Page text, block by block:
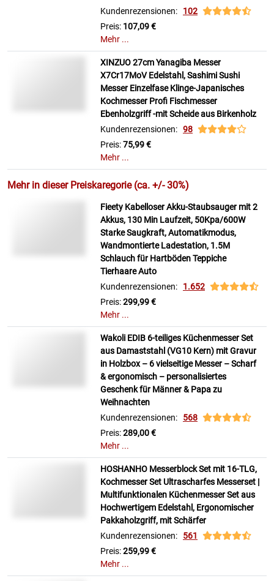
Kundenrezensionen: 102
Preis: 107,09 €
Mehr ...
XINZUO 27cm Yanagiba Messer
X7Cr17MoV Edelstahl, Sashimi Sushi
Messer Einzelfase Klinge-Japanisches
Kochmesser Profi Fischmesser
Ebenholzgriff -mit Scheide aus Birkenholz
Kundenrezensionen: 98
Preis:75,99 €
Mehr ...
Mehr in dieser Preiskaregorie (ca. +/- 30%)
Fieety Kabelloser Akku-Staubsauger mit 2
Akkus, 130 Min Laufzeit, 50Kpa/600W
Starke Saugkraft, Automatikmodus,
Wandmontierte Ladestation, 1.5M
Schlauch für Hartböden Teppiche
Tierhaare Auto
Kundenrezensionen: 1.652
Preis:299,99 €
Mehr ...
Wakoli EDIB 6-teiliges Küchenmesser Set
aus Damaststahl (VG10 Kern) mit Gravur
in Holzbox – 6 vielseitige Messer – Scharf
& ergonomisch – personalisiertes
Geschenk für Männer & Papa zu
Weihnachten
Kundenrezensionen: 568
Preis:289,00 €
Mehr ...
HOSHANHO Messerblock Set mit 16-TLG,
Kochmesser Set Ultrascharfes Messerset |
Multifunktionalen Küchenmesser Set aus
Hochwertigem Edelstahl, Ergonomischer
Pakkaholzgriff, mit Schärfer
Kundenrezensionen: 561
Preis:259,99 €
Mehr ...